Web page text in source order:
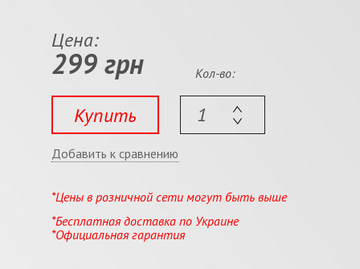
Цена:
299 грн
Купить
Кол-во:
Добавить к сравнению
*Цены в розничной сети могут быть выше
*Бесплатная доставка по Украине
*Официальная гарантия